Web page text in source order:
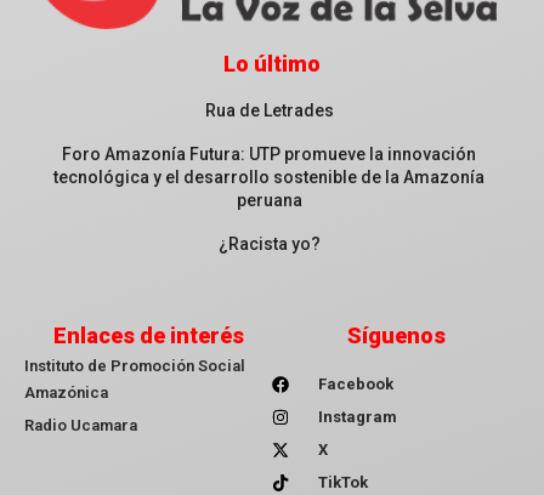
Lo último
Rua de Letrades
Foro Amazonía Futura: UTP promueve la innovación
tecnológica y el desarrollo sostenible de la Amazonía
peruana
¿Racista yo?
Enlaces de interés
Instituto de Promoción Social
Amazónica
Radio Ucamara
Síguenos
Facebook
Instagram
X
TikTok